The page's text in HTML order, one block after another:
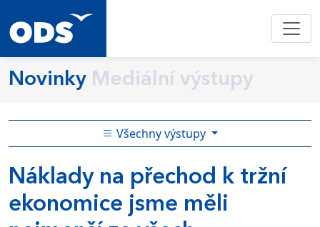
Novinky Mediální výstupy
Všechny výstupy
Náklady na přechod k tržní
ekonomice jsme měli